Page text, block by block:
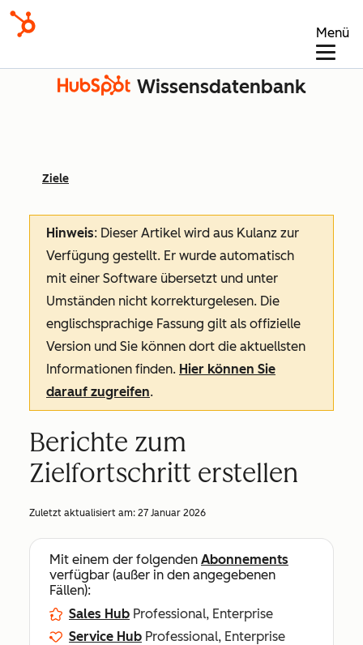
Menü
Wissensdatenbank
Ziele
Hinweis: Dieser Artikel wird aus Kulanz zur
Verfügung gestellt. Er wurde automatisch
mit einer Software übersetzt und unter
Umständen nicht korrekturgelesen. Die
englischsprachige Fassung gilt als offizielle
Version und Sie können dort die aktuellsten
Informationen finden. Hier können Sie
darauf zugreifen.
Berichte zum
Zielfortschritt erstellen
Zuletzt aktualisiert am: 27 Januar 2026
Mit einem der folgenden Abonnements
verfügbar (außer in den angegebenen
Fällen):
Sales Hub Professional, Enterprise
Service Hub Professional, Enterprise